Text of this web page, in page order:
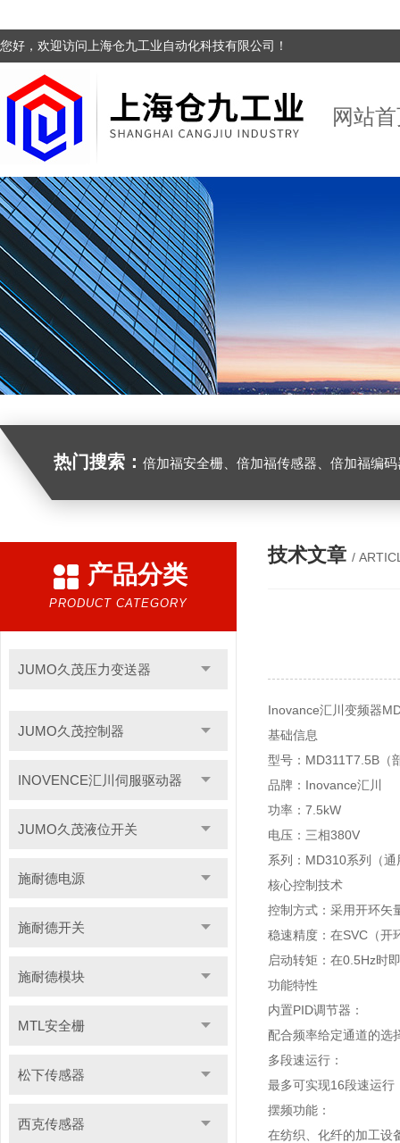
您好，欢迎访问上海仓九工业自动化科技有限公司！
网站
热门搜索： 倍加福安全栅、倍加福传感器、倍加福编码器、倍加福超声波传感器、松下伺服驱动器、松下伺
产品分类
PRODUCT CATEGORY
JUMO久茂压力变送器
JUMO久茂控制器
INOVENCE汇川伺服驱动器
JUMO久茂液位开关
施耐德电源
施耐德开关
施耐德模块
MTL安全栅
松下传感器
西克传感器
技术文章 /
Inovance汇川变频器
基础信息
型号：MD311T7.5B（
品牌：Inovance汇川
功率：7.5kW
电压：三相380V
系列：MD310系列（
核心控制技术
控制方式：采用开环矢
稳速精度：在SVC（开
启动转矩：在0.5Hz时
功能特性
内置PID调节器：
配合频率给定通道的选
多段速运行：
最多可实现16段速运行
摆频功能：
在纺织、化纤的加工设